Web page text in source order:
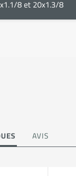
8 et 20x1.3/8
AVIS